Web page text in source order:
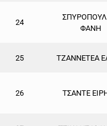
24
ΦΑΝΗ
25 ΤΖΑΝΝΕΤΕΑ
26 ΤΣΑΝΤΕ